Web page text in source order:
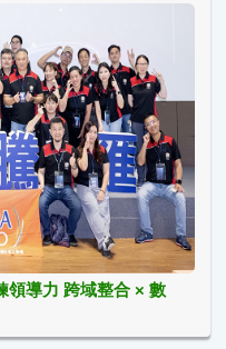
導力 跨域整合 × 數